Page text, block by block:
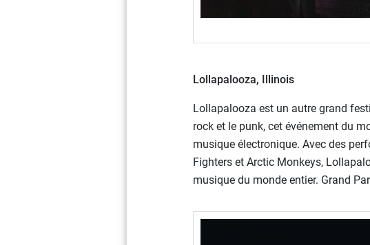
Lollapalooza, Illinois
Lollapalooza est un autre grand
rock et le punk, cet événement du
musique électronique. Avec des
Fighters et Arctic Monkeys,
musique du monde entier. Grand